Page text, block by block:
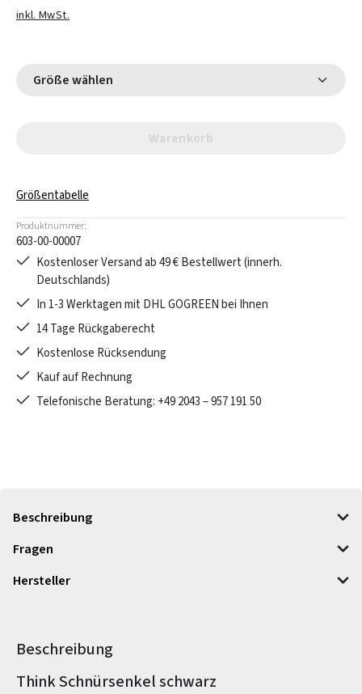
inkl. MwSt.
Größe wählen
Warenkorb
Größentabelle
Produktnummer:
603-00-00007
Kostenloser Versand ab 49 € Bestellwert (innerh.
Deutschlands)
In 1-3 Werktagen mit DHL GOGREEN bei Ihnen
14 Tage Rückgaberecht
Kostenlose Rücksendung
Kauf auf Rechnung
Telefonische Beratung: +49 2043 – 957 191 50
Beschreibung
Fragen
Hersteller
Beschreibung
Produktinformationen
Think Schnürsenkel schwarz